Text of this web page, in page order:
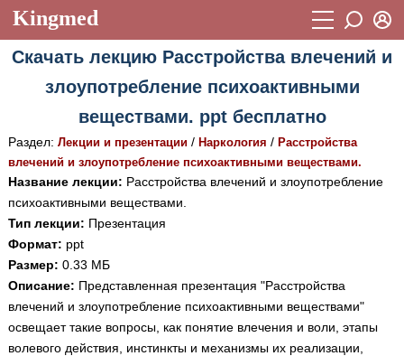
Kingmed
Учебный материал
Видеогалерея 899
Истории болезней 1268
Лекции и презентации 2474
Аккредитационные тесты
Методические рекомендации
Научно-популярное
Статьи
Восстановить пароль
Регистрация
Скачать лекцию Расстройства влечений и
злоупотребление психоактивными
веществами. ppt бесплатно
Раздел: Лекции и презентации/ Наркология / Расстройства
влечений и злоупотребление психоактивными веществами.
Название лекции: Расстройства влечений и злоупотребление
психоактивными веществами.
Тип лекции: Презентация
Формат: ppt
Размер: 0.33 МБ
Описание: Представленная презентация "Расстройства
влечений и злоупотребление психоактивными веществами"
освещает такие вопросы, как понятие влечения и воли, этапы
волевого действия, инстинкты и механизмы их реализации,